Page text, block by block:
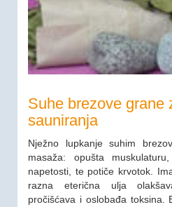
Suhe brezove grane
sauniranja
Nježno lupkanje suhim
masaža: opušta
napetosti, te potiče krvotok.
razna eterična ulja
pročišćava i oslobađa toksina.